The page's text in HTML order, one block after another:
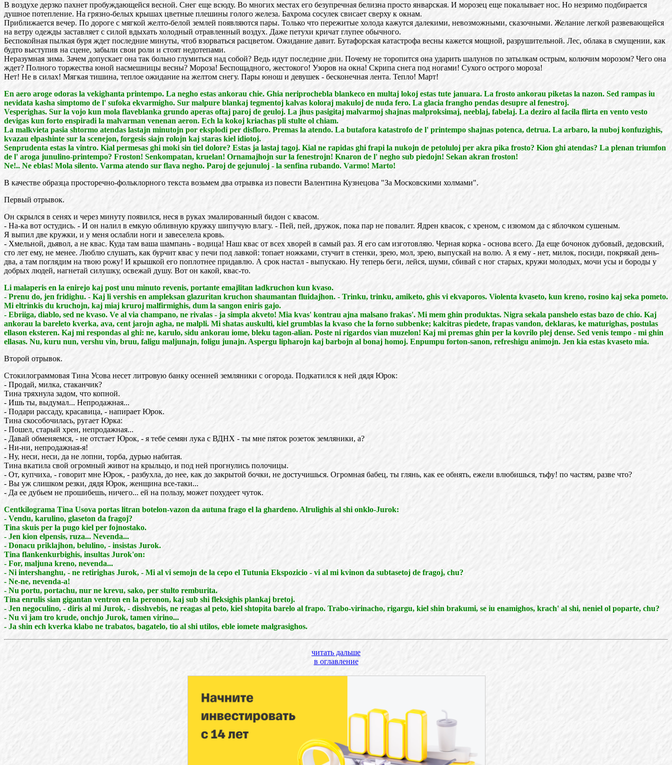
В воздухе дерзко пахнет пробуждающейся весной. Снег еще всюду. Во многих местах его безупречная белизна просто январская. И морозец еще покалывает нос. Но незримо подбирается
душное потепление. На грязно-белых крышах цветные плешины голого железа. Бахрома сосулек свисает сверху к окнам.
Приближается вечер. По дороге с мягкой желто-белой землей появляются пары. Только что пережитые холода кажутся далекими, невозможными, сказочными. Желание легкой развевающейся
на ветру одежды заставляет с силой вдыхать холодный отравленный воздух. Даже петухи кричат глупее обычного.
Беспокойная пылкая буря ждет последние минуты, чтоб взорваться расцветом. Ожидание давит. Бутафорская катастрофа весны кажется мощной, разрушительной. Лес, облака в смущении, как
будто выступив на сцене, забыли свои роли и стоят недотепами.
Неразумная зима. Зачем допускает она так больно глумиться над собой? Ведь идут последние дни. Почему не торопится она ударить шалунов по затылкам острым, колючим морозом? Чего она
ждет? Полного торжества юной насмешницы весны? Мороза! Беспощадного, жестокого! Узоров на окна! Скрипа снега под ногами! Сухого острого мороза!
Нет! Не в силах! Мягкая тишина, теплое ожидание на желтом снегу. Пары юнош и девушек - бесконечная лента. Тепло! Март!
En aero aroge odoras la vekighanta printempo. La negho estas ankorau chie. Ghia neriprochebla blankeco en multaj lokoj estas tute januara. La frosto ankorau piketas la nazon. Sed rampas iu
nevidata kasha simptomo de l' sufoka ekvarmigho. Sur malpure blankaj tegmentoj kalvas koloraj makuloj de nuda fero. La glacia frangho pendas desupre al fenestroj.
Vesperighas. Sur la vojo kun mola flaveblanka grundo aperas oftaj paroj de geuloj. La jhus pasigitaj malvarmoj shajnas malproksimaj, neeblaj, fabelaj. La deziro al facila flirta en vento vesto
devigas kun forto enspiradi la malvarman venenan aeron. Ech la kokoj kriachas pli stulte ol chiam.
La malkvieta pasia shtormo atendas lastajn minutojn por eksplodi per disfloro. Premas la atendo. La butafora katastrofo de l' printempo shajnas potenca, detrua. La arbaro, la nuboj konfuzighis,
kvazau elpashinte sur la scenejon, forgesis siajn rolojn kaj staras kiel idiotoj.
Senprudenta estas la vintro. Kial permesas ghi moki sin tiel dolore? Estas ja lastaj tagoj. Kial ne rapidas ghi frapi la nukojn de petoluloj per akra pika frosto? Kion ghi atendas? La plenan triumfon
de l' aroga junulino-printempo? Froston! Senkompatan, kruelan! Ornamajhojn sur la fenestrojn! Knaron de l' negho sub piedojn! Sekan akran froston!
Ne!.. Ne eblas! Mola silento. Varma atendo sur flava negho. Paroj de gejunuloj - la senfina rubando. Varmo! Marto!
В качестве образца просторечно-фольклорного текста возьмем два отрывка из повести Валентина Кузнецова "За Московскими холмами".
Первый отрывок.
Он скрылся в сенях и через минуту появился, неся в руках эмалированный бидон с квасом.
- На-ка вот остудись. - И он налил в емкую обливную кружку шипучую влагу. - Пей, пей, дружок, пока пар не повалит. Ядрен квасок, с хреном, с изюмом да с яблочком сушеным.
Я выпил две кружки, и у меня ослабли ноги и завеселела кровь.
- Хмельной, дьявол, а не квас. Куда там ваша шампань - водица! Наш квас от всех хворей в самый раз. Я его сам изготовляю. Черная корка - основа всего. Да еще бочонок дубовый, дедовский,
сто лет ему, не менее. Люблю слушать, как бурчит квас у печи под лавкой: топает ножками, стучит в стенки, зрею, мол, зрею, выпускай на волю. А я ему - нет, милок, посиди, покрякай день-
два, а там поглядим на твою рожу! И крышкой его поплотнее придавлю. А срок настал - выпускаю. Ну теперь беги, лейся, шуми, сбивай с ног старых, кружи молодых, мочи усы и бороды у
добрых людей, нагнетай силушку, освежай душу. Вот он какой, квас-то.
Li malaperis en la enirejo kaj post unu minuto revenis, portante emajlitan ladkruchon kun kvaso.
- Prenu do, jen fridighu. - Kaj li vershis en ampleksan glazuritan kruchon shaumantan fluidajhon. - Trinku, trinku, amiketo, ghis vi ekvaporos. Violenta kvaseto, kun kreno, rosino kaj seka pometo.
Mi eltrinkis du kruchojn, kaj miaj kruroj malfirmighis, dum la sangon eniris gajo.
- Ebriiga, diablo, sed ne kvaso. Ve al via champano, ne rivalas - ja simpla akveto! Mia kvas' kontrau ajna malsano frakas'. Mi mem ghin produktas. Nigra sekala panshelo estas bazo de chio. Kaj
ankorau la bareleto kverka, ava, cent jarojn agha, ne malpli. Mi shatas auskulti, kiel grumblas la kvaso che la forno subbenke; kalcitras piedete, frapas vandon, deklaras, ke maturighas, postulas
ellason eksteren. Kaj mi respondas al ghi: ne, karulo, sidu ankorau iome, bleku tagon-alian. Poste ni rigardos vian muzelon! Kaj mi premas ghin per la kovrilo plej dense. Sed venis tempo - mi ghin
ellasas. Nu, kuru nun, vershu vin, bruu, faligu maljunajn, foligu junajn. Aspergu lipharojn kaj barbojn al bonaj homoj. Enpumpu forton-sanon, refreshigu animojn. Jen kia estas kvaseto mia.
Второй отрывок.
Стокилограммовая Тина Усова несет литровую банку осенней земляники с огорода. Подкатился к ней дядя Юрок:
- Продай, милка, стаканчик?
Тина тряхнула задом, что копной.
- Ишь ты, выдумал... Непродажная...
- Подари рассаду, красавица, - напирает Юрок.
Тина скособочилась, ругает Юрка:
- Пошел, старый хрен, непродажная...
- Давай обменяемся, - не отстает Юрок, - я тебе семян лука с ВДНХ - ты мне пяток розеток земляники, а?
- Ни-ни, непродажная-я!
- Ну, неси, неси, да не лопни, торба, дурью набитая.
Тина вкатила свой огромный живот на крыльцо, и под ней прогнулись полочицы.
- От, купчиха, - говорит мне Юрок, - разбухла, до нее, как до закрытой бочки, не достучишься. Огромная бабец, ты глянь, как ее обнять, ежели влюбишься, тьфу! по частям, разве что?
- Вы уж слишком резки, дядя Юрок, женщина все-таки...
- Да ее дубьем не прошибешь, ничего... ей на пользу, может похудеет чуток.
Centkilograma Tina Usova portas litran botelon-vazon da autuna frago el la ghardeno. Alrulighis al shi onklo-Jurok:
- Vendu, karulino, glaseton da fragoj?
Tina skuis per la pugo kiel per fojnostako.
- Jen kion elpensis, ruza... Nevenda...
- Donacu priklajhon, belulino, - insistas Jurok.
Tina flankenkurbighis, insultas Jurok'on:
- For, maljuna kreno, nevenda...
- Ni intershanghu, - ne retirighas Jurok, - Mi al vi semojn de la cepo el Tutunia Ekspozicio - vi al mi kvinon da subtasetoj de fragoj, chu?
- Ne-ne, nevenda-a!
- Nu portu, portachu, nur ne krevu, sako, per stulto remburita.
Tina enrulis sian gigantan ventron en la peronon, kaj sub shi fleksighis plankaj bretoj.
- Jen negoculino, - diris al mi Jurok, - disshvebis, ne reagas al peto, kiel shtopita barelo al frapo. Trabo-virinacho, rigargu, kiel shin brakumi, se iu enamighos, krach' al shi, neniel ol poparte, chu?
- Nu vi jam tro krude, onchjo Jurok, tamen virino...
- Ja shin ech kverka klabo ne trabatos, bagatelo, tio al shi utilos, eble iomete malgrasighos.
читать дальше
в оглавление